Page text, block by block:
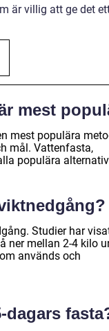
är villig att ge det
mest
mest populära
mål. Vattenfasta,
populära
Studier har
ner mellan 2-4 kilo
används och
dagars